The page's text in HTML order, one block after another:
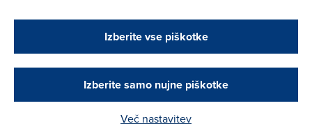
Zapri
Podarjamo vam 10 €!
Obstoječi in novi AMZS člani, ki boste v AMZS
opravili registracijo vozila, boste prejeli
vrednostno darilno kartico z dobroimetjem v višini
Kako do darila?
Cenik članstva AMZS
Pri spletni včlanitvi so podprta naslednja plačilna sredstva:
Izberite vse piškotke
Izberite samo nujne piškotke
Več nastavitev